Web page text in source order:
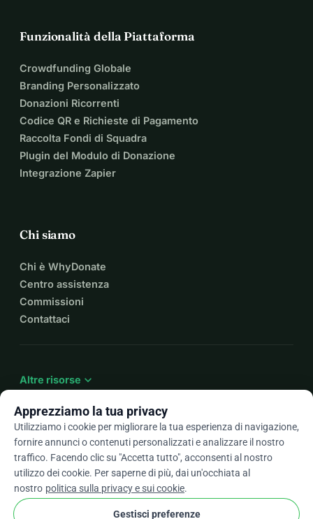
Funzionalità della Piattaforma
Crowdfunding Globale
Branding Personalizzato
Donazioni Ricorrenti
Codice QR e Richieste di Pagamento
Raccolta Fondi di Squadra
Plugin del Modulo di Donazione
Integrazione Zapier
Chi siamo
Chi è WhyDonate
Centro assistenza
Commissioni
Contattaci
Altre risorse expand_more
It arrow_drop_down
★★★★★4,9 / 5 basato su oltre 500 recensioni
Apprezziamo la tua privacy
Utilizziamo i cookie per migliorare la tua esperienza di navigazione,
fornire annunci o contenuti personalizzati e analizzare il nostro
traffico. Facendo clic su "Accetta tutto", acconsenti al nostro
utilizzo dei cookie. Per saperne di più, dai un'occhiata al
nostro politica sulla privacy e sui cookie.
Gestisci preferenze